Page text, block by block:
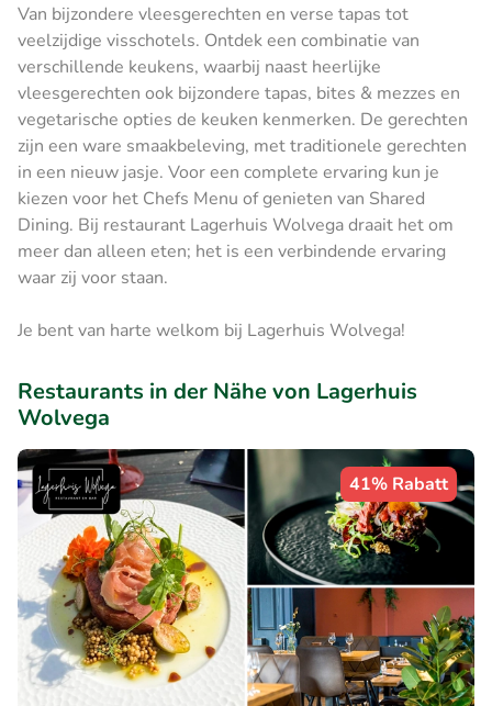
Van bijzondere vleesgerechten en verse tapas tot
veelzijdige visschotels. Ontdek een combinatie van
verschillende keukens, waarbij naast heerlijke
vleesgerechten ook bijzondere tapas, bites & mezzes en
vegetarische opties de keuken kenmerken. De gerechten
zijn een ware smaakbeleving, met traditionele gerechten
in een nieuw jasje. Voor een complete ervaring kun je
kiezen voor het Chefs Menu of genieten van Shared
Dining. Bij restaurant Lagerhuis Wolvega draait het om
meer dan alleen eten; het is een verbindende ervaring
waar zij voor staan.
Je bent van harte welkom bij Lagerhuis Wolvega!
Restaurants in der Nähe von Lagerhuis
Wolvega
41% Rabatt